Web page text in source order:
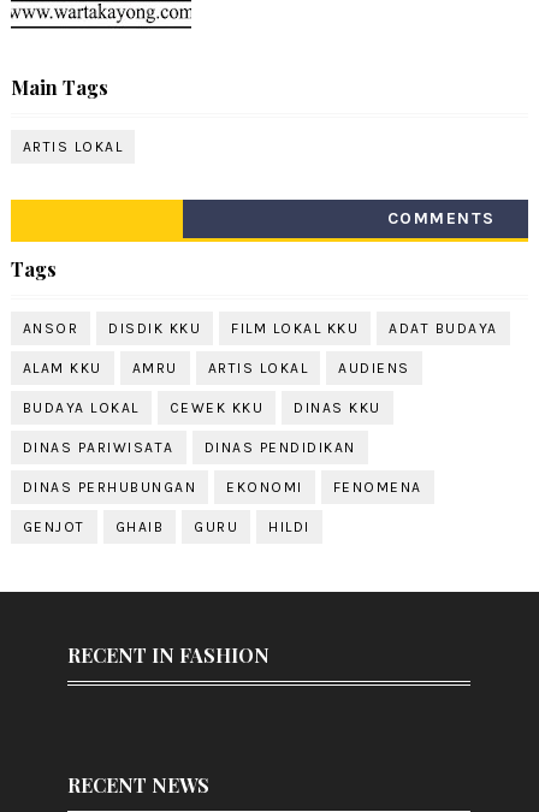
Main Tags
ARTIS LOKAL
COMMENTS
Tags
ANSOR DISDIK KKU FILM LOKAL KKU ADAT BUDAYA
ALAM KKU AMRU ARTIS LOKAL AUDIENS
BUDAYA LOKAL CEWEK KKU DINAS KKU
DINAS PARIWISATA DINAS PENDIDIKAN
DINAS PERHUBUNGAN EKONOMI FENOMENA
GENJOT GHAIB GURU HILDI
RECENT IN FASHION
RECENT NEWS